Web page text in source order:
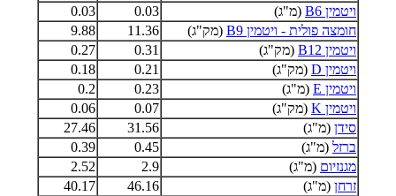
ויטמין B6
(מ"ג) 0.03
0.03
חומצה פולית - ויטמין B9
(מק"ג) 11.36
9.88
ויטמין B12
(מק"ג) 0.31
0.27
ויטמין D
(מק"ג) 0.21
0.18
ויטמין E
(מ"ג) 0.23
0.2
ויטמין K
(מק"ג) 0.07
0.06
סידן (מ"ג) 31.56
27.46
ברזל (מ"ג) 0.45
0.39
מגנזיום (מ"ג) 2.9
2.52
זרחן (מ"ג) 46.16
40.17